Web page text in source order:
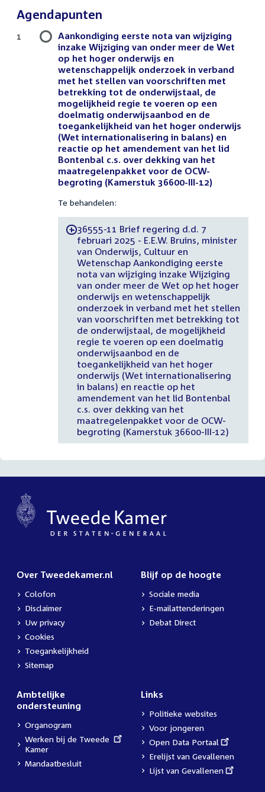
Agendapunten
Aankondiging eerste nota van wijziging
inzake Wijziging van onder meer de Wet
op het hoger onderwijs en
wetenschappelijk onderzoek in verband
met het stellen van voorschriften met
betrekking tot de onderwijstaal, de
mogelijkheid regie te voeren op een
doelmatig onderwijsaanbod en de
toegankelijkheid van het hoger onderwijs
(Wet internationalisering in balans) en
reactie op het amendement van het lid
Bontenbal c.s. over dekking van het
maatregelenpakket voor de OCW-
begroting (Kamerstuk 36600-III-12)
Te behandelen:
-36555-11 Brief regering d.d. 7
februari 2025 - E.E.W. Bruins, minister
van Onderwijs, Cultuur en
Wetenschap Aankondiging eerste
nota van wijziging inzake Wijziging
van onder meer de Wet op het hoger
onderwijs en wetenschappelijk
onderzoek in verband met het stellen
van voorschriften met betrekking tot
de onderwijstaal, de mogelijkheid
regie te voeren op een doelmatig
onderwijsaanbod en de
toegankelijkheid van het hoger
onderwijs (Wet internationalisering
in balans) en reactie op het
amendement van het lid Bontenbal
c.s. over dekking van het
maatregelenpakket voor de OCW-
begroting (Kamerstuk 36600-III-12)
1
Over Tweedekamer.nl
Colofon
Disclaimer
Uw privacy
Cookies
Toegankelijkheid
Sitemap
Blijf op de hoogte
Sociale media
E-mailattenderingen
Debat Direct
Ambtelijke
ondersteuning
Organogram
External
link:
Werken bij de Tweede
Kamer
Mandaatbesluit
Links
Politieke websites
Voor jongeren
External
link:
Open Data Portaal
Erelijst van Gevallenen
External
Lijst van Gevallenen